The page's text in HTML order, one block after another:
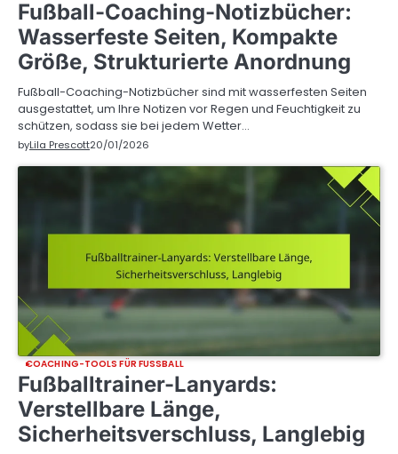
Fußball-Coaching-Notizbücher:
Wasserfeste Seiten, Kompakte
Größe, Strukturierte Anordnung
Fußball-Coaching-Notizbücher sind mit wasserfesten Seiten
ausgestattet, um Ihre Notizen vor Regen und Feuchtigkeit zu
schützen, sodass sie bei jedem Wetter…
byLila Prescott20/01/2026
COACHING-TOOLS FÜR FUSSBALL
Fußballtrainer-Lanyards:
Verstellbare Länge,
Sicherheitsverschluss, Langlebig